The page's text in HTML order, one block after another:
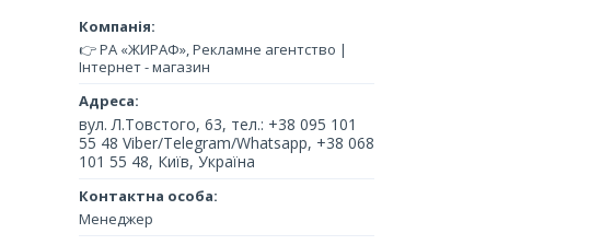
👉 РА «ЖИРАФ», Рекламне агентство |
Інтернет - магазин
вул. Л.Товстого, 63, тел.: +38 095 101
55 48 Viber/Telegram/Whatsapp, +38 068
101 55 48, Київ, Україна
Менеджер